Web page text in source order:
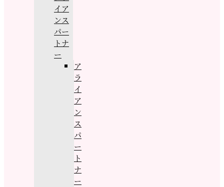
イア
ンス
パー
トナ
ー
ア
ラ
イ
ア
ン
ス
パ
ー
ト
ナ
ー